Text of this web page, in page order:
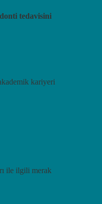
tedavisini
kariyeri
ile ilgili merak